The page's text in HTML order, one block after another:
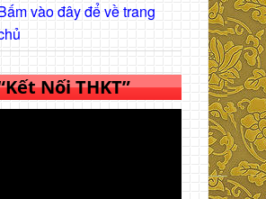
vào đây để về trang
Nối THKT”